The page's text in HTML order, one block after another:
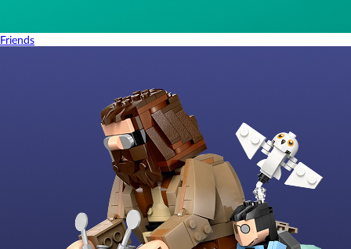
Friends